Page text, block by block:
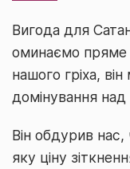
Вигода для
оминаємо пряме
нашого гріха,
домінування над
Він обдурив
яку ціну